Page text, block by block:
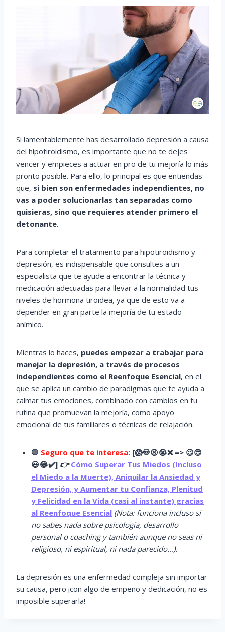
Si lamentablemente has desarrollado depresión a causa
del hipotiroidismo, es importante que no te dejes
vencer y empieces a actuar en pro de tu mejoría lo más
pronto posible. Para ello, lo principal es que entiendas
que, si bien son enfermedades independientes, no
vas a poder solucionarlas tan separadas como
quisieras, sino que requieres atender primero el
detonante.
Para completar el tratamiento para hipotiroidismo y
depresión, es indispensable que consultes a un
especialista que te ayude a encontrar la técnica y
medicación adecuadas para llevar a la normalidad tus
niveles de hormona tiroidea, ya que de esto va a
depender en gran parte la mejoría de tu estado
anímico.
Mientras lo haces, puedes empezar a trabajar para
manejar la depresión, a través de procesos
independientes como el Reenfoque Esencial, en el
que se aplica un cambio de paradigmas que te ayuda a
calmar tus emociones, combinado con cambios en tu
rutina que promuevan la mejoría, como apoyo
emocional de tus familiares o técnicas de relajación.
🛑 Seguro que te interesa: [😱💀😫😭❌ => 😉😎
😃😂✔️] 👉 Cómo Superar Tus Miedos (Incluso
el Miedo a la Muerte), Aniquilar la Ansiedad y
Depresión, y Aumentar tu Confianza, Plenitud
y Felicidad en la Vida (casi al instante) gracias
al Reenfoque Esencial (Nota: funciona incluso si
no sabes nada sobre psicología, desarrollo
personal o coaching y también aunque no seas ni
religioso, ni espiritual, ni nada parecido…).
La depresión es una enfermedad compleja sin importar
su causa, pero ¡con algo de empeño y dedicación, no es
imposible superarla!